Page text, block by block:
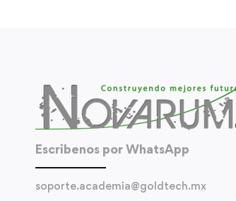
Escribenos por WhatsApp
soporte.academia@goldtech.mx